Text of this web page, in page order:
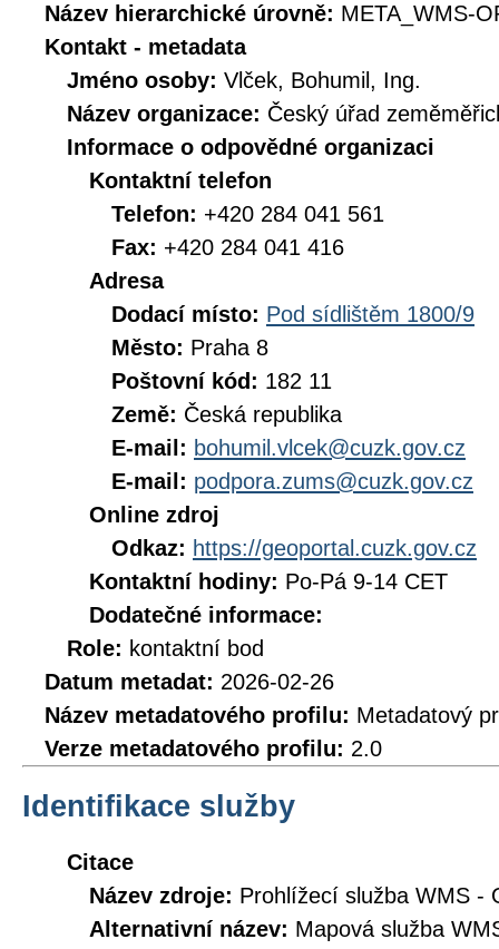
Název hierarchické úrovně: META_WMS-
Kontakt - metadata
Jméno osoby: Vlček, Bohumil, Ing.
Název organizace: Český úřad
Informace o odpovědné organizaci
Kontaktní telefon
Telefon: +420 284 041 561
Fax: +420 284 041 416
Adresa
Dodací místo: Pod sídlištěm 1800/9
Město: Praha 8
Poštovní kód: 182 11
Země: Česká republika
E-mail: bohumil.vlcek@cuzk.gov.cz
E-mail: podpora.zums@cuzk.gov.cz
Online zdroj
Odkaz: https://geoportal.cuzk.gov.cz
Kontaktní hodiny: Po-Pá 9-14 CET
Dodatečné informace:
Role: kontaktní bod
Datum metadat: 2026-02-26
Název metadatového profilu: Metadatový
Verze metadatového profilu: 2.0
Identifikace služby
Citace
Název zdroje: Prohlížecí služba WMS -
Alternativní název: Mapová služba